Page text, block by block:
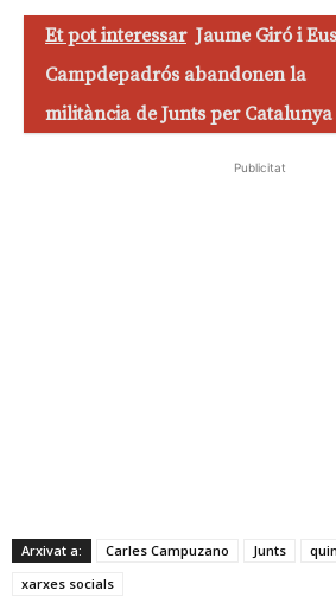
Et pot interessar Jaume Giró i
Campdepadrós abandonen la
militància de Junts per Catalunya
Publicitat
Arxivat a: Carles Campuzano Junts
xarxes socials